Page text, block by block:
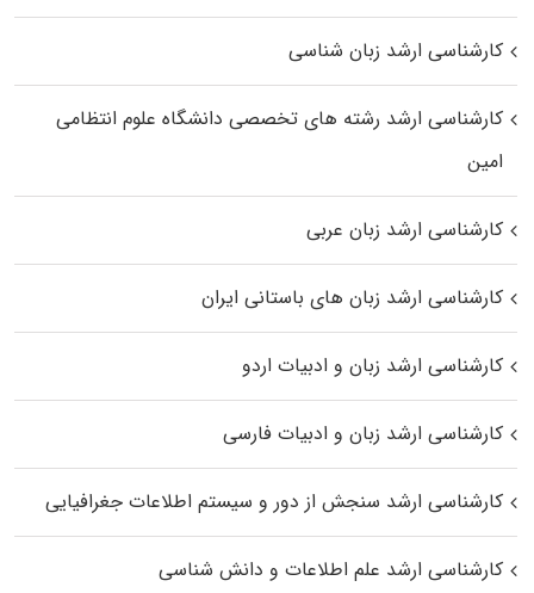
کارشناسی ارشد زبان شناسی
کارشناسی ارشد رﺷﺘﻪ ﻫﺎی تخصصی داﻧﺸﮕﺎه ﻋﻠﻮم انتظامی
اﻣﻴﻦ
کارشناسی ارشد زبان عربی
کارشناسی ارشد زبان‌ های باستانی ایران
کارشناسی ارشد زبان و ادبیات اردو
کارشناسی ارشد زبان و ادبیات فارسی
کارشناسی ارشد سنجش از دور و سیستم اطلاعات جغرافیایی
کارشناسی ارشد علم اطلاعات و دانش شناسی